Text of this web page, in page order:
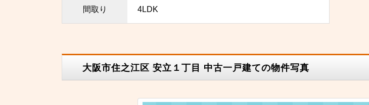
間取り 4LDK
大阪市住之江区 安立１丁目 中古一戸建ての物件写真